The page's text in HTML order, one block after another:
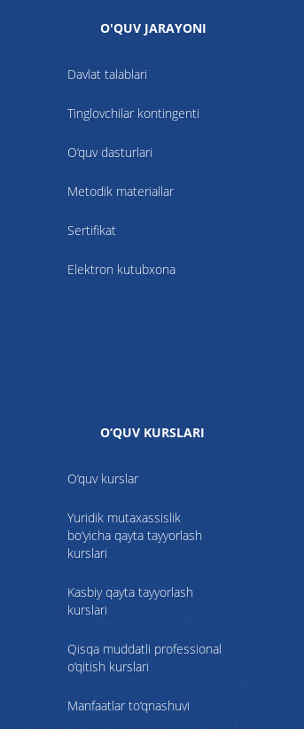
O'QUV JARAYONI
Davlat talablari
Tinglovchilar kontingenti
O‘quv dasturlari
Metodik materiallar
Sertifikat
Elektron kutubxona
O‘QUV KURSLARI
O‘quv kurslar
Yuridik mutaxassislik
bo‘yicha qayta tayyorlash
kurslari
Kasbiy qayta tayyorlash
kurslari
Qisqa muddatli professional
o‘qitish kurslari
Manfaatlar to‘qnashuvi